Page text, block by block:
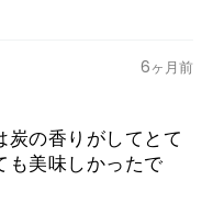
6ヶ月前
の香りがしてとて
も美味しかったで